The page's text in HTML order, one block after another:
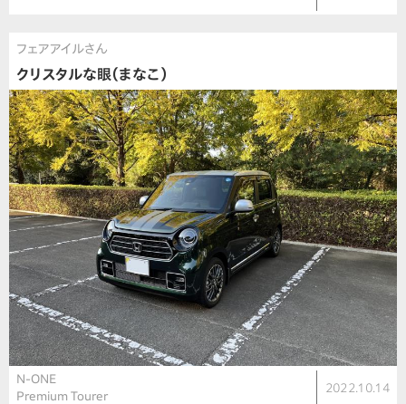
フェアアイルさん
クリスタルな眼（まなこ）
N-ONE
Premium Tourer
2022.10.14